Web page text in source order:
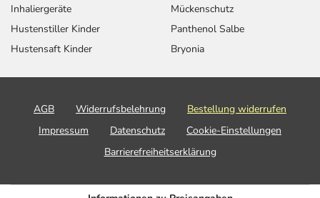
Inhaliergeräte
Hustenstiller Kinder
Hustensaft Kinder
Mückenschutz
Panthenol Salbe
Bryonia
AGB Widerrufsbelehrung
Bestellung widerrufen
Impressum
Datenschutz
Cookie-Einstellungen
Barrierefreiheitserklärung